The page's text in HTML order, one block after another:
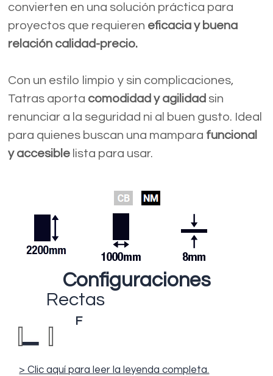
convierten en una solución práctica para
proyectos que requieren eficacia y buena
relación calidad-precio.
Con un estilo limpio y sin complicaciones,
Tatras aporta comodidad y agilidad sin
renunciar a la seguridad ni al buen gusto. Ideal
para quienes buscan una mampara funcional
y accesible lista para usar.
Configuraciones
Rectas
F
> Clic aquí para leer la leyenda completa.